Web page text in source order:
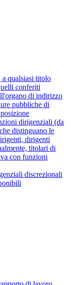
qualsiasi titolo
conferiti
di indirizzo
pubbliche di
dirigenziali (da
distinguano le
dirigenti
titolari di
con funzioni
discrezionali